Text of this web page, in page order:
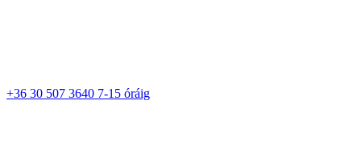
+36 30 507 3640 7-15 óráig